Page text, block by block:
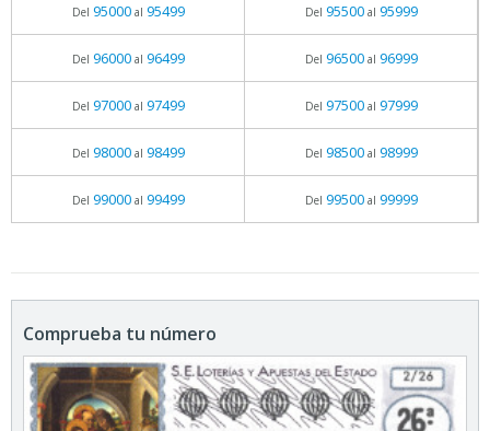
Del 95000al 95499 Del 95500al 95999
Del 96000al 96499 Del 96500al 96999
Del 97000al 97499 Del 97500al 97999
Del 98000al 98499 Del 98500al 98999
Del 99000al 99499 Del 99500al 99999
Comprueba tu número